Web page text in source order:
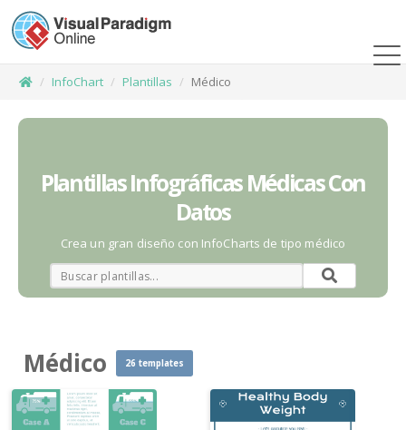
InfoChart Plantillas Médico
Plantillas Infográficas Médicas Con
Datos
Crea un gran diseño con InfoCharts de tipo médico
Médico 26 templates